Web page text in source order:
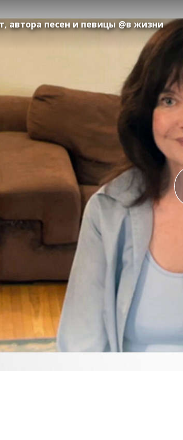
автора песен и певицы @в жизни